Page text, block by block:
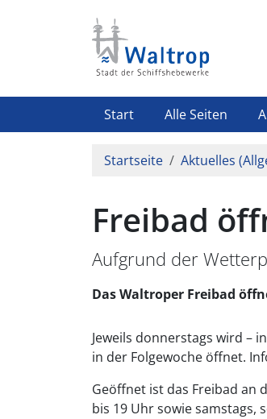
Highlight Menü
Start Alle Seiten
Startseite Aktuelles
Freibad
Aufgrund der
Das Waltroper Freibad
Jeweils donnerstags wird –
in der Folgewoche öffnet.
Geöffnet ist das Freibad an
bis 19 Uhr sowie samstags,